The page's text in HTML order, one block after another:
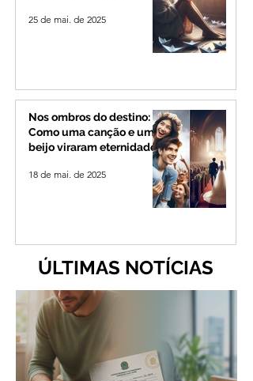
25 de mai. de 2025
Nos ombros do destino:
Como uma canção e um
beijo viraram eternidade
18 de mai. de 2025
ÚLTIMAS NOTÍCIAS